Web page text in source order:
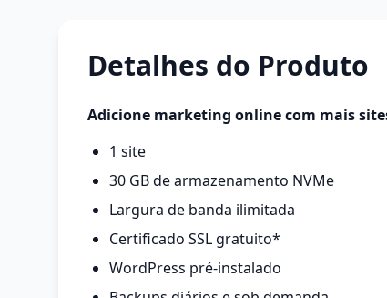
Detalhes do Produto
Adicione marketing online com mais
1 site
30 GB de armazenamento NVMe
Largura de banda ilimitada
Certificado SSL gratuito*
WordPress pré-instalado